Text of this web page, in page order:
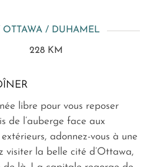
/ DUHAMEL
228 KM
libre pour vous reposer
de l’auberge face aux
adonnez-vous à une
visiter la belle cité d’Ottawa,